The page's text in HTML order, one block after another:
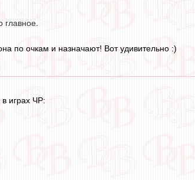
главное.
по очкам и назначают! Вот удивительно :)
играх ЧР: